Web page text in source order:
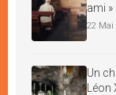
ami »
22 Mai
Un
Léon